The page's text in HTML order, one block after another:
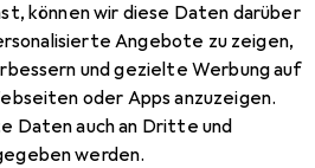
können wir diese Daten darüber
Angebote zu zeigen,
und gezielte Werbung auf
oder Apps anzuzeigen.
Daten auch an Dritte und
werden.
Photo
silver